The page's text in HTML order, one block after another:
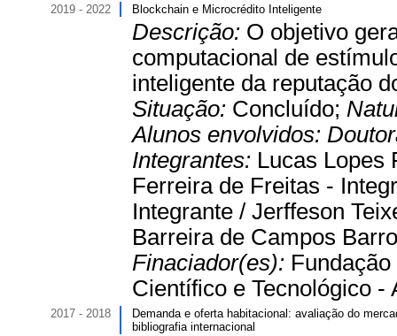
2019 - 2022 Blockchain e Microcrédito Inteligente
Descrição: O objetivo
computacional de
inteligente da reputação
Situação: Concluído;
Alunos envolvidos:
Integrantes: Lucas Lopes
Ferreira de Freitas -
Integrante / Jerffeson
Barreira de Campos
Finaciador(es):
Científico e Tecnológico -
2017 - 2018
Demanda e oferta habitacional: avaliação do
bibliografia internacional